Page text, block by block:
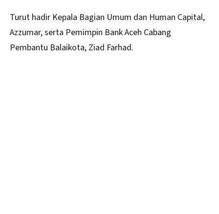
Turut hadir Kepala Bagian Umum dan Human Capital,
Azzumar, serta Pemimpin Bank Aceh Cabang
Pembantu Balaikota, Ziad Farhad.